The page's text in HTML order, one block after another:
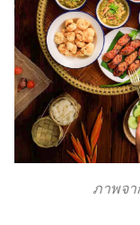
ภาพจา